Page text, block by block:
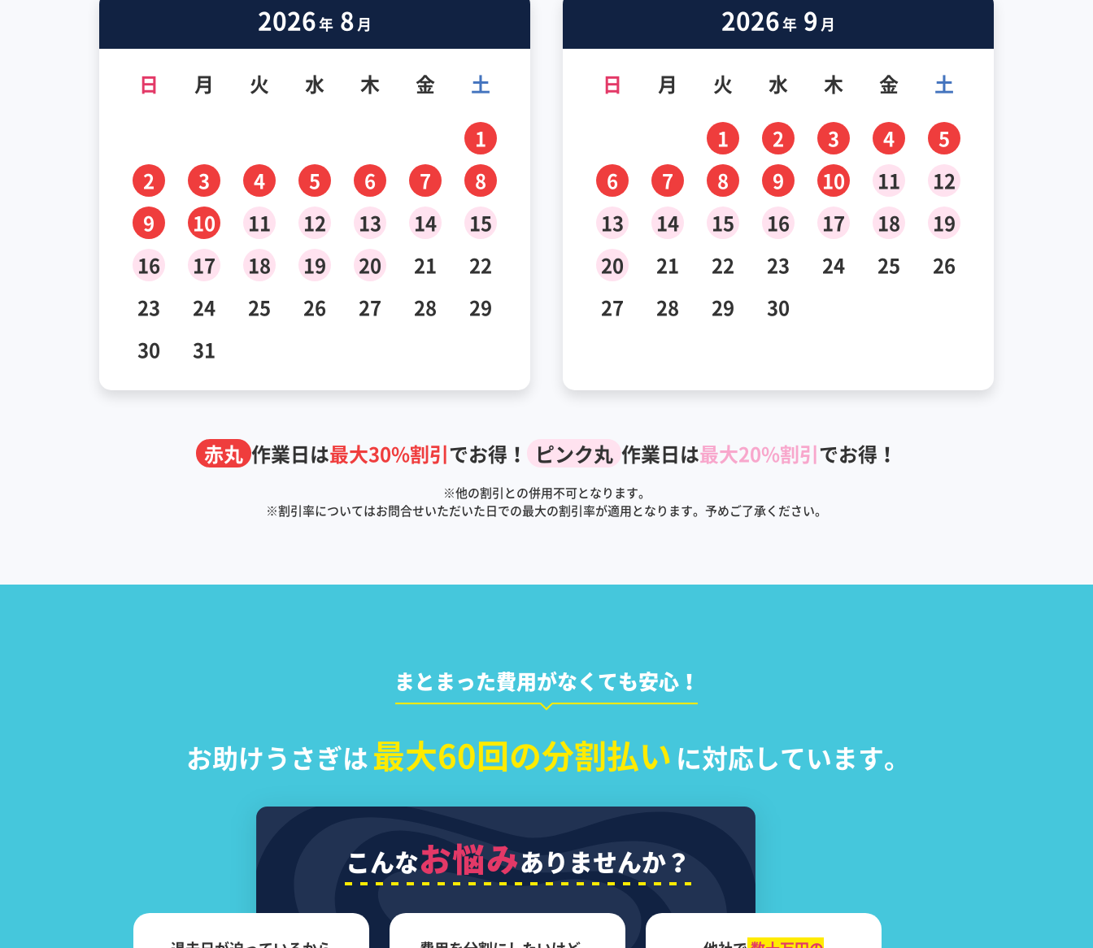
2026年 8月
日 月 火 水 木 金
土
1
2
3 4 5 6 7
8
9
10 11 12 13 14
15
16
17 18 19 20 21
22
23
24 25 26 27 28
29
30
31
2026年 9月
日 月 火 水 木 金
土
1
2 3 4
5
6
7 8 9 10 11
12
13
14 15 16 17 18
19
20
21 22 23 24 25
26
27
28 29 30
赤丸 作業日は最大30%割引でお得！ ピンク丸 作業日は最大20%割引でお得！
※他の割引との併用不可となります。
※割引率についてはお問合せいただいた日での最大の割引率が適用となります。予めご了承ください。
まとまった費用がなくても安心！
お助けうさぎは最大60回の分割払い に対応しています。
こんなお悩みありませんか？